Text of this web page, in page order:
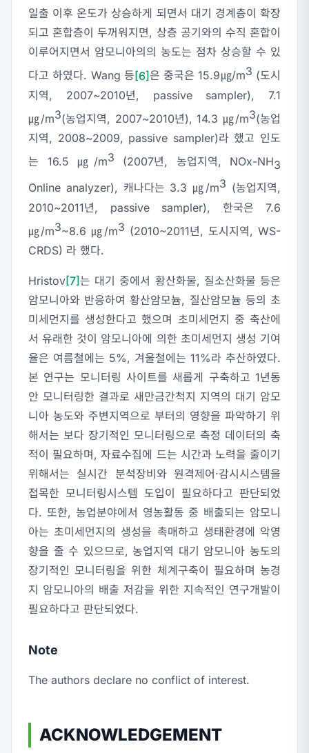
일출 이후 온도가 상승하게 되면서 대기 경계층이 확장
되고 혼합층이 두꺼워지면, 상층 공기와의 수직 혼합이
이루어지면서 암모니아의의 농도는 점차 상승할 수 있
다고 하였다. Wang 등[6]은 중국은 15.9㎍/m3 (도시
지역, 2007~2010년, passive sampler), 7.1
㎍/m3(농업지역, 2007~2010년), 14.3 ㎍/m3(농업
지역, 2008~2009, passive sampler)라 했고 인도
는 16.5 ㎍/m3 (2007년, 농업지역, NOx-NH3
Online analyzer), 캐나다는 3.3 ㎍/m3 (농업지역,
2010~2011년, passive sampler), 한국은 7.6
㎍/m3~8.6 ㎍/m3 (2010~2011년, 도시지역, WS-
CRDS) 라 했다.
Hristov[7]는 대기 중에서 황산화물, 질소산화물 등은
암모니아와 반응하여 황산암모늄, 질산암모늄 등의 초
미세먼지를 생성한다고 했으며 초미세먼지 중 축산에
서 유래한 것이 암모니아에 의한 초미세먼지 생성 기여
율은 여름철에는 5%, 겨울철에는 11%라 추산하였다.
본 연구는 모니터링 사이트를 새롭게 구축하고 1년동
안 모니터링한 결과로 새만금간척지 지역의 대기 암모
니아 농도와 주변지역으로 부터의 영향을 파악하기 위
해서는 보다 장기적인 모니터링으로 측정 데이터의 축
적이 필요하며, 자료수집에 드는 시간과 노력을 줄이기
위해서는 실시간 분석장비와 원격제어·감시시스템을
접목한 모니터링시스템 도입이 필요하다고 판단되었
다. 또한, 농업분야에서 영농활동 중 배출되는 암모니
아는 초미세먼지의 생성을 촉매하고 생태환경에 악영
향을 줄 수 있으므로, 농업지역 대기 암모니아 농도의
장기적인 모니터링을 위한 체계구축이 필요하며 농경
지 암모니아의 배출 저감을 위한 지속적인 연구개발이
필요하다고 판단되었다.
Note
The authors declare no conflict of interest.
ACKNOWLEDGEMENT